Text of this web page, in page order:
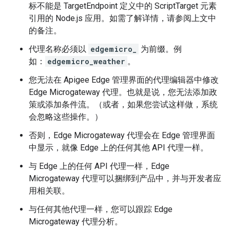
标不能是 TargetEndpoint 定义中的 ScriptTarget 元素
引用的 Node.js 应用。如需了解详情，请参阅上文中
的备注。
代理名称必须以 edgemicro_
为前缀。例
如：
edgemicro_weather 。
您无法在 Apigee Edge 管理界面的代理编辑器中修改
Edge Microgateway 代理。也就是说，您无法添加政
策或添加条件流。（或者，如果您尝试这样做，系统
会忽略这些操作。）
否则，Edge Microgateway 代理会在 Edge 管理界面
中显示，就像 Edge 上的任何其他 API 代理一样。
与 Edge 上的任何 API 代理一样，Edge
Microgateway 代理可以捆绑到产品中，并与开发者应
用相关联。
与任何其他代理一样，您可以跟踪 Edge
Microgateway 代理分析。